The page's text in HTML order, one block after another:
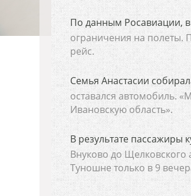
По данным Росавиации,
ограничения на полеты.
рейс.
Семья Анастасии
оставался автомобиль.
Ивановскую область».
В результате пассажиры
Внуково до Щелковского
Туношне только в 9